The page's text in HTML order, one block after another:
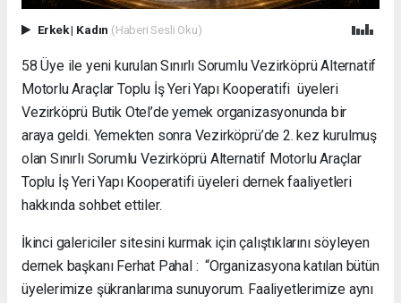
Erkek| Kadın (Haberi Sesli Oku)
58 Üye ile yeni kurulan Sınırlı Sorumlu Vezirköprü Alternatif
Motorlu Araçlar Toplu İş Yeri Yapı Kooperatifi üyeleri
Vezirköprü Butik Otel’de yemek organizasyonunda bir
araya geldi. Yemekten sonra Vezirköprü’de 2. kez kurulmuş
olan Sınırlı Sorumlu Vezirköprü Alternatif Motorlu Araçlar
Toplu İş Yeri Yapı Kooperatifi üyeleri dernek faaliyetleri
hakkında sohbet ettiler.
İkinci galericiler sitesini kurmak için çalıştıklarını söyleyen
dernek başkanı Ferhat Pahal : “Organizasyona katılan bütün
üyelerimize şükranlarıma sunuyorum. Faaliyetlerimize aynı